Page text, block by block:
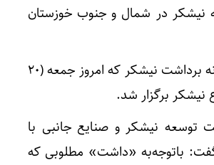
نیشکر در شمال و جنوب خوزستان
در مراسم شُکرانه برداشت نیشکر که امروز جمعه (۲۰
نیشکر برگزار شد.
توسعه نیشکر و صنایع جانبی با
باتوجه‌به «داشت» مطلوبی که